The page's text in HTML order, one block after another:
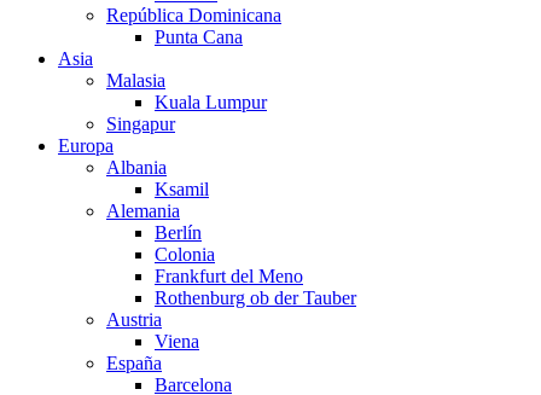
República Dominicana
Punta Cana
Asia
Malasia
Kuala Lumpur
Singapur
Europa
Albania
Ksamil
Alemania
Berlín
Colonia
Frankfurt del Meno
Rothenburg ob der Tauber
Austria
Viena
España
Barcelona